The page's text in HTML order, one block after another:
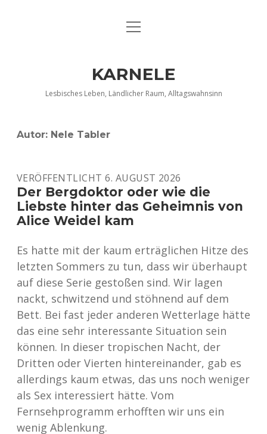
DATENSCHUTZERKLÄRUNG
Menü
KARNELE
Lesbisches Leben, Ländlicher Raum, Alltagswahnsinn
Autor: Nele Tabler
VERÖFFENTLICHT 6. AUGUST 2026
Der Bergdoktor oder wie die
Liebste hinter das Geheimnis von
Alice Weidel kam
Es hatte mit der kaum erträglichen Hitze des
letzten Sommers zu tun, dass wir überhaupt
auf diese Serie gestoßen sind. Wir lagen
nackt, schwitzend und stöhnend auf dem
Bett. Bei fast jeder anderen Wetterlage hätte
das eine sehr interessante Situation sein
können. In dieser tropischen Nacht, der
Dritten oder Vierten hintereinander, gab es
allerdings kaum etwas, das uns noch weniger
als Sex interessiert hätte. Vom
Fernsehprogramm erhofften wir uns ein
wenig Ablenkung.